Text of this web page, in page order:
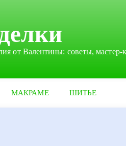
от Валентины: советы, мастер-
МАКРАМЕ ШИТЬЕ